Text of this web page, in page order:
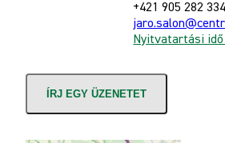
+421 905 282 334
Nyitvatartási
ÍRJ EGY ÜZENETET